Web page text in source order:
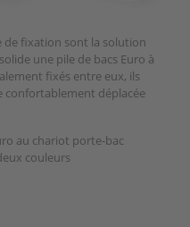
de fixation sont la solution
une pile de bacs Euro à
fixés entre eux, ils
déplacée
au chariot porte-bac
couleurs